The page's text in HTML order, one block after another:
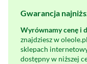
Gwarancja
Wyrównamy cenę i
znajdziesz w
sklepach
dostępny w niższej